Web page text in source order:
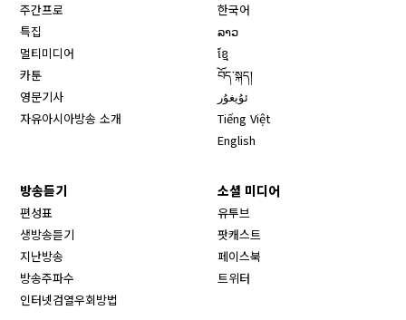
주간프로
특집
멀티미디어
카툰
영문기사
자유아시아방송 소개
한국어
ລາວ
ខ្មែ
བོད་སྐད།
ئۇيغۇر
Tiếng Việt
English
방송듣기
편성표
생방송듣기
지난방송
방송주파수
인터넷검열우회방법
소셜 미디어
유투브
팟캐스트
페이스북
트위터